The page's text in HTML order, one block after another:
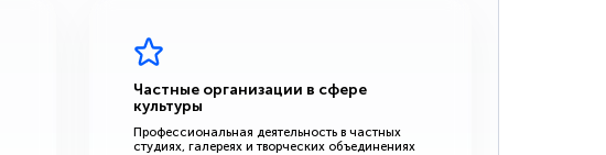
Частные организации в сфере
культуры
Профессиональная деятельность в частных
студиях, галереях и творческих объединениях